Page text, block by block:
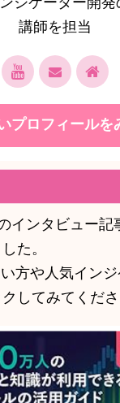
講師を担当
プロフィールを
インタビュー記
た。
方や人気イン
してみてくださ